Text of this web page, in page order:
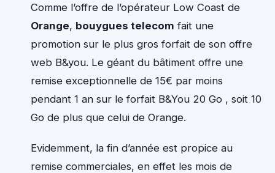
Comme l’offre de l’opérateur Low Coast de
Orange, bouygues telecom fait une
promotion sur le plus gros forfait de son offre
web B&you. Le géant du bâtiment offre une
remise exceptionnelle de 15€ par moins
pendant 1 an sur le forfait B&You 20 Go , soit 10
Go de plus que celui de Orange.
Evidemment, la fin d’année est propice au
remise commerciales, en effet les mois de